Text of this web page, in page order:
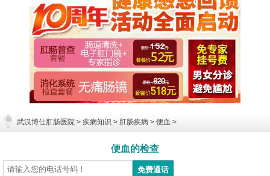
武汉博仕肛肠医院 > 疾病知识 > 肛肠疾病 > 便血 >
便血的检查